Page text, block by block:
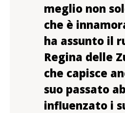
meglio non
che è
ha assunto il
Regina delle
che capisce
suo passato
influenzato i